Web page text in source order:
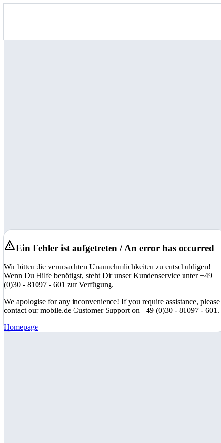
Ein Fehler ist aufgetreten / An error has occurred
Wir bitten die verursachten Unannehmlichkeiten zu entschuldigen!
Wenn Du Hilfe benötigst, steht Dir unser Kundenservice unter +49
(0)30 - 81097 - 601 zur Verfügung.
We apologise for any inconvenience! If you require assistance, please
contact our mobile.de Customer Support on +49 (0)30 - 81097 - 601.
Homepage